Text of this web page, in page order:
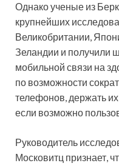
Однако ученые из
крупнейших
Великобритании,
Зеландии и получили
мобильной связи на
по возможности
телефонов, держать
если возможно
Руководитель
Московитц признает,